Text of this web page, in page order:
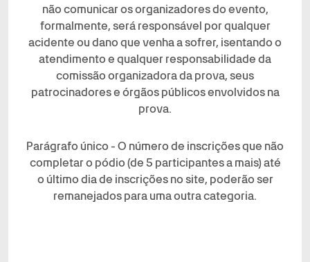
não comunicar os organizadores do evento,
formalmente, será responsável por qualquer
acidente ou dano que venha a sofrer, isentando o
atendimento e qualquer responsabilidade da
comissão organizadora da prova, seus
patrocinadores e órgãos públicos envolvidos na
prova.
Parágrafo único - O número de inscrições que não
completar o pódio (de 5 participantes a mais) até
o último dia de inscrições no site, poderão ser
remanejados para uma outra categoria.